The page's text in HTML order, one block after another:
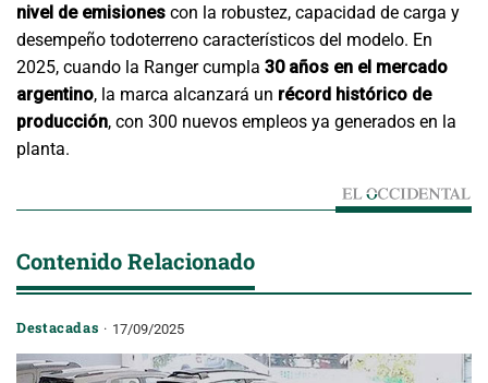
nivel de emisiones con la robustez, capacidad de carga y
desempeño todoterreno característicos del modelo. En
2025, cuando la Ranger cumpla 30 años en el mercado
argentino, la marca alcanzará un récord histórico de
producción, con 300 nuevos empleos ya generados en la
planta.
Contenido Relacionado
Destacadas 17/09/2025